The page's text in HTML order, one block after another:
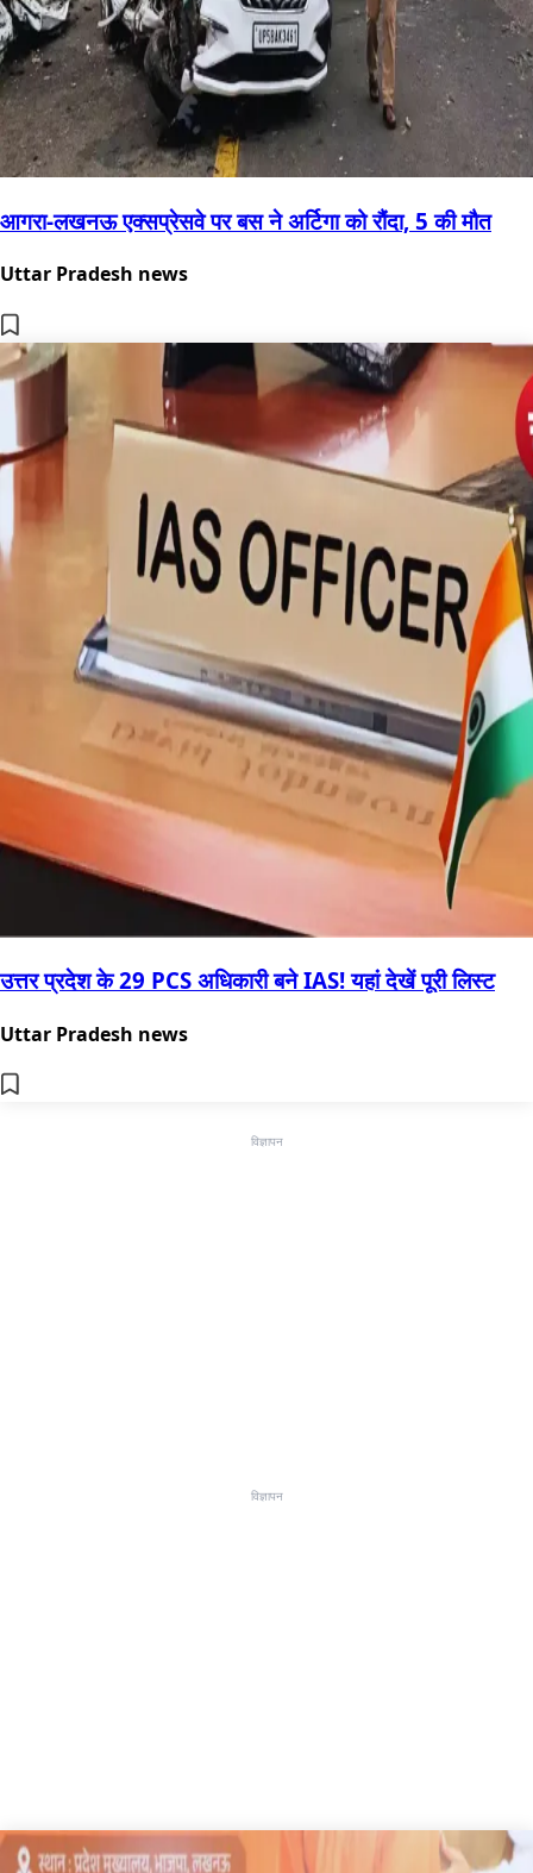
आगरा-लखनऊ एक्सप्रेसवे पर बस ने अर्टिगा को रौंदा, 5 की मौत
Uttar Pradesh news
उत्तर प्रदेश के 29 PCS अधिकारी बने IAS! यहां देखें पूरी लिस्ट
Uttar Pradesh news
विज्ञापन
विज्ञापन